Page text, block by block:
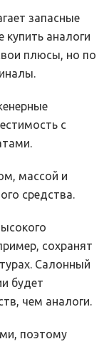
запасные
аналоги
плюсы, но по
с
массой и
средства.
сохранят
Салонный
будет
чем аналоги.
поэтому